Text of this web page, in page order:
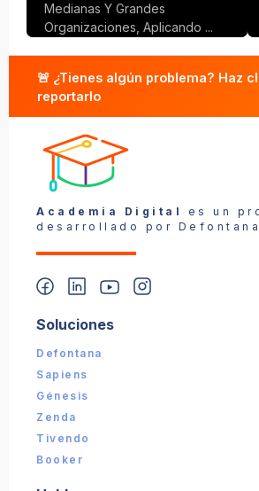
Medianas Y Grandes
Organizaciones, Aplicando ...
🚨 ¿Tienes algún problema? Haz
reportarlo
Reportar un
📎 Captura (opcional):
Academia Digital
es un
desarrollado por
Soluciones
Defontana
Sapiens
Génesis
Zenda
Tivendo
Booker